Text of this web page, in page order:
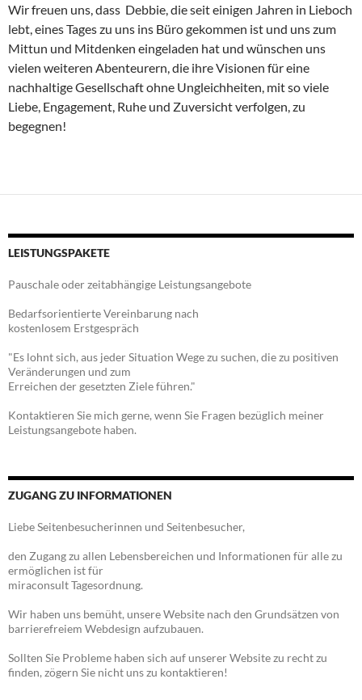
Wir freuen uns, dass Debbie, die seit einigen Jahren in Lieboch
lebt, eines Tages zu uns ins Büro gekommen ist und uns zum
Mittun und Mitdenken eingeladen hat und wünschen uns
vielen weiteren Abenteurern, die ihre Visionen für eine
nachhaltige Gesellschaft ohne Ungleichheiten, mit so viele
Liebe, Engagement, Ruhe und Zuversicht verfolgen, zu
begegnen!
LEISTUNGSPAKETE
Pauschale oder zeitabhängige Leistungsangebote
Bedarfsorientierte Vereinbarung nach
kostenlosem Erstgespräch
"Es lohnt sich, aus jeder Situation Wege zu suchen, die zu positiven
Veränderungen und zum
Erreichen der gesetzten Ziele führen."
Kontaktieren Sie mich gerne, wenn Sie Fragen bezüglich meiner
Leistungsangebote haben.
ZUGANG ZU INFORMATIONEN
Liebe Seitenbesucherinnen und Seitenbesucher,
den Zugang zu allen Lebensbereichen und Informationen für alle zu
ermöglichen ist für
miraconsult Tagesordnung.
Wir haben uns bemüht, unsere Website nach den Grundsätzen von
barrierefreiem Webdesign aufzubauen.
Sollten Sie Probleme haben sich auf unserer Website zu recht zu
finden, zögern Sie nicht uns zu kontaktieren!